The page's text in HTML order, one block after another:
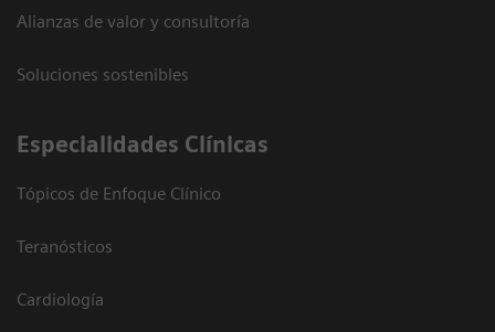
Alianzas de valor y consultoría
Soluciones sostenibles
Especialidades Clínicas
Tópicos de Enfoque Clínico
Teranósticos
Cardiología